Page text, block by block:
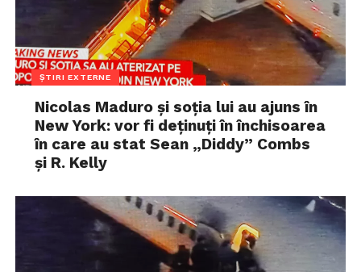
ȘTIRI EXTERNE
Nicolas Maduro și soția lui au ajuns în
New York: vor fi deținuți în închisoarea
în care au stat Sean „Diddy” Combs
și R. Kelly